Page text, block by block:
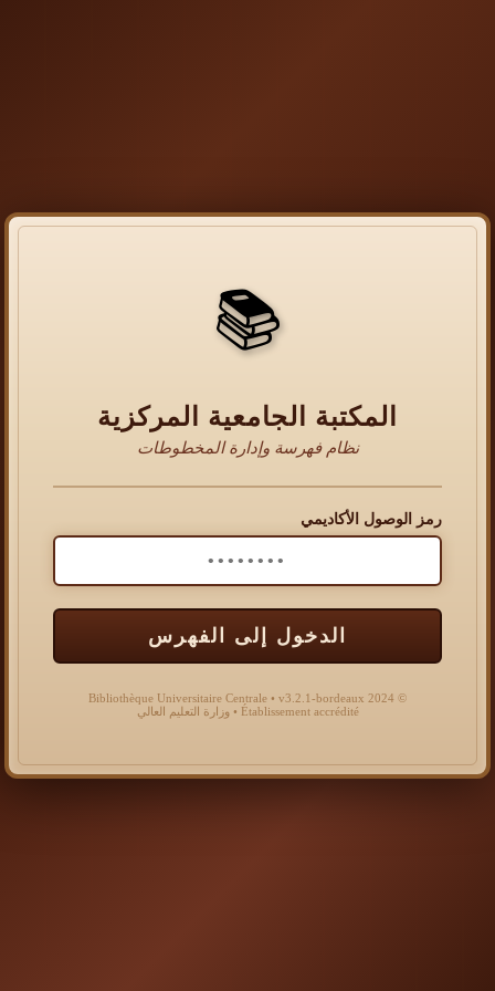
📚
المكتبة الجامعية المركزية
نظام فهرسة وإدارة المخطوطات
رمز الوصول الأكاديمي
الدخول إلى الفهرس
© 2024 Bibliothèque Universitaire Centrale • v3.2.1-bordeaux
Établissement accrédité • وزارة التعليم العالي